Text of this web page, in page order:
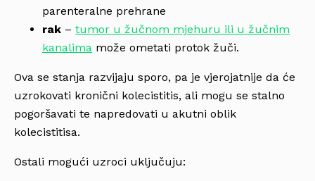
parenteralne prehrane
rak – tumor u žučnom mjehuru ili u žučnim
kanalima može ometati protok žuči.
Ova se stanja razvijaju sporo, pa je vjerojatnije da će
uzrokovati kronični kolecistitis, ali mogu se stalno
pogoršavati te napredovati u akutni oblik
kolecistitisa.
Ostali mogući uzroci uključuju: